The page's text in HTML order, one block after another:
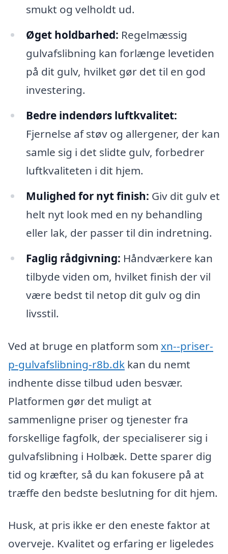
smukt og velholdt ud.
Øget holdbarhed: Regelmæssig
gulvafslibning kan forlænge levetiden
på dit gulv, hvilket gør det til en god
investering.
Bedre indendørs luftkvalitet:
Fjernelse af støv og allergener, der kan
samle sig i det slidte gulv, forbedrer
luftkvaliteten i dit hjem.
Mulighed for nyt finish: Giv dit gulv et
helt nyt look med en ny behandling
eller lak, der passer til din indretning.
Faglig rådgivning: Håndværkere kan
tilbyde viden om, hvilket finish der vil
være bedst til netop dit gulv og din
livsstil.
Ved at bruge en platform som xn--priser-
p-gulvafslibning-r8b.dk kan du nemt
indhente disse tilbud uden besvær.
Platformen gør det muligt at
sammenligne priser og tjenester fra
forskellige fagfolk, der specialiserer sig i
gulvafslibning i Holbæk. Dette sparer dig
tid og kræfter, så du kan fokusere på at
træffe den bedste beslutning for dit hjem.
Husk, at pris ikke er den eneste faktor at
overveje. Kvalitet og erfaring er ligeledes